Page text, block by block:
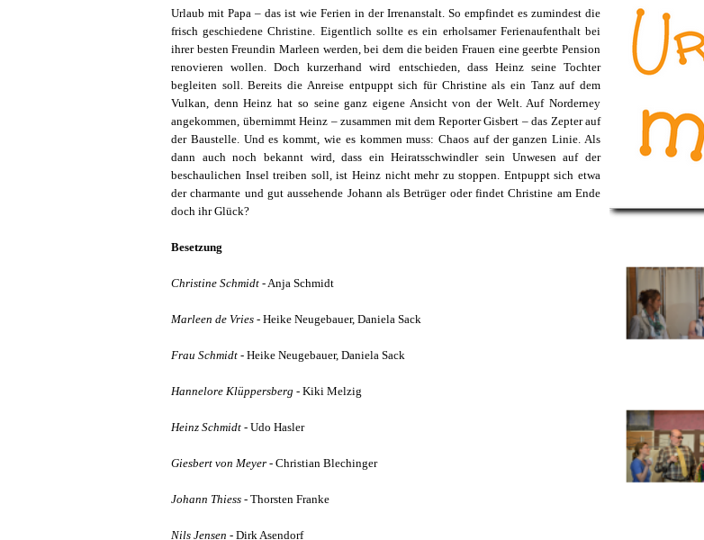
Urlaub mit Papa – das ist wie Ferien in der Irrenanstalt. So empfindet es zumindest die
frisch geschiedene Christine. Eigentlich sollte es ein erholsamer Ferienaufenthalt bei
ihrer besten Freundin Marleen werden, bei dem die beiden Frauen eine geerbte Pension
renovieren wollen. Doch kurzerhand wird entschieden, dass Heinz seine Tochter
begleiten soll. Bereits die Anreise entpuppt sich für Christine als ein Tanz auf dem
Vulkan, denn Heinz hat so seine ganz eigene Ansicht von der Welt. Auf Norderney
angekommen, übernimmt Heinz – zusammen mit dem Reporter Gisbert – das Zepter auf
der Baustelle. Und es kommt, wie es kommen muss: Chaos auf der ganzen Linie. Als
dann auch noch bekannt wird, dass ein Heiratsschwindler sein Unwesen auf der
beschaulichen Insel treiben soll, ist Heinz nicht mehr zu stoppen. Entpuppt sich etwa
der charmante und gut aussehende Johann als Betrüger oder findet Christine am Ende
doch ihr Glück?
Besetzung
Christine Schmidt - Anja Schmidt
Marleen de Vries - Heike Neugebauer, Daniela Sack
Frau Schmidt - Heike Neugebauer, Daniela Sack
Hannelore Klüppersberg - Kiki Melzig
Heinz Schmidt- Udo Hasler
Giesbert von Meyer- Christian Blechinger
Johann Thiess- Thorsten Franke
Nils Jensen- Dirk Asendorf